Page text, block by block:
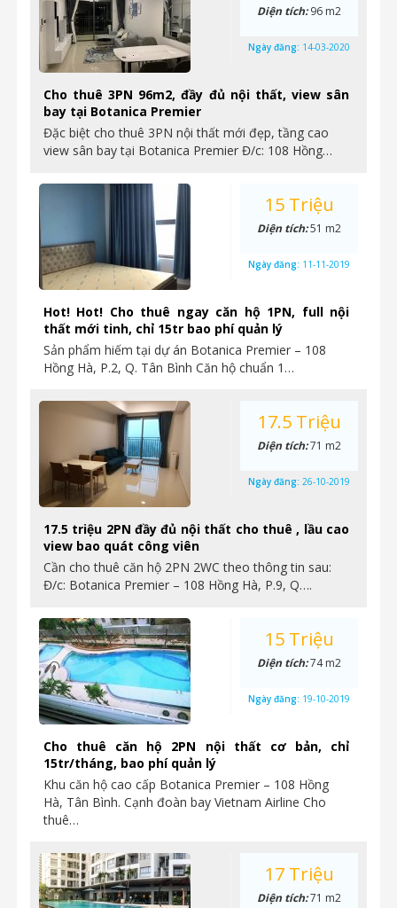
Cho thuê 3PN 96m2, đầy đủ nội thất, view sân
bay tại Botanica Premier
Đặc biệt cho thuê 3PN nội thất mới đẹp, tầng cao
view sân bay tại Botanica Premier Đ/c: 108 Hồng…
Diện tích:96 m2
Ngày đăng: 14-03-2020
Hot! Hot! Cho thuê ngay căn hộ 1PN, full nội
thất mới tinh, chỉ 15tr bao phí quản lý
Sản phẩm hiếm tại dự án Botanica Premier – 108
Hồng Hà, P.2, Q. Tân Bình Căn hộ chuẩn 1…
15 Triệu
Diện tích:51 m2
Ngày đăng: 11-11-2019
17.5 triệu 2PN đầy đủ nội thất cho thuê , lầu cao
view bao quát công viên
Cần cho thuê căn hộ 2PN 2WC theo thông tin sau:
Đ/c: Botanica Premier – 108 Hồng Hà, P.9, Q….
17.5 Triệu
Diện tích:71 m2
Ngày đăng: 26-10-2019
Cho thuê căn hộ 2PN nội thất cơ bản, chỉ
15tr/tháng, bao phí quản lý
Khu căn hộ cao cấp Botanica Premier – 108 Hồng
Hà, Tân Bình. Cạnh đoàn bay Vietnam Airline Cho
thuê…
15 Triệu
Diện tích:74 m2
Ngày đăng: 19-10-2019
17 Triệu
Diện tích:71 m2